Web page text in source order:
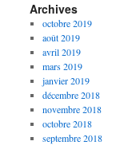
Archives
octobre 2019
août 2019
avril 2019
mars 2019
janvier 2019
décembre 2018
novembre 2018
octobre 2018
septembre 2018